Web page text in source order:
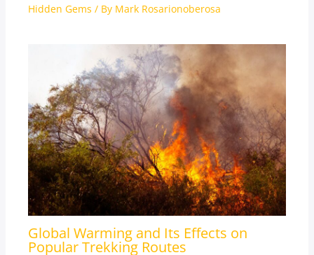
Hidden Gems / By Mark Rosarionoberosa
Global Warming and Its Effects on
Popular Trekking Routes